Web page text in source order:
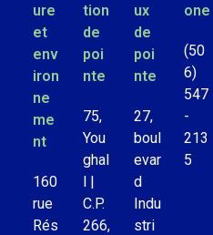
ure
et
env
iron
ne
me
nt
160
rue
Rés
tion
de
poi
nte
75,
You
ghal
l |
C.P.
266,
ux
de
poi
nte
27,
boul
evar
d
Indu
stri
one
(50
6)
547
-
213
5